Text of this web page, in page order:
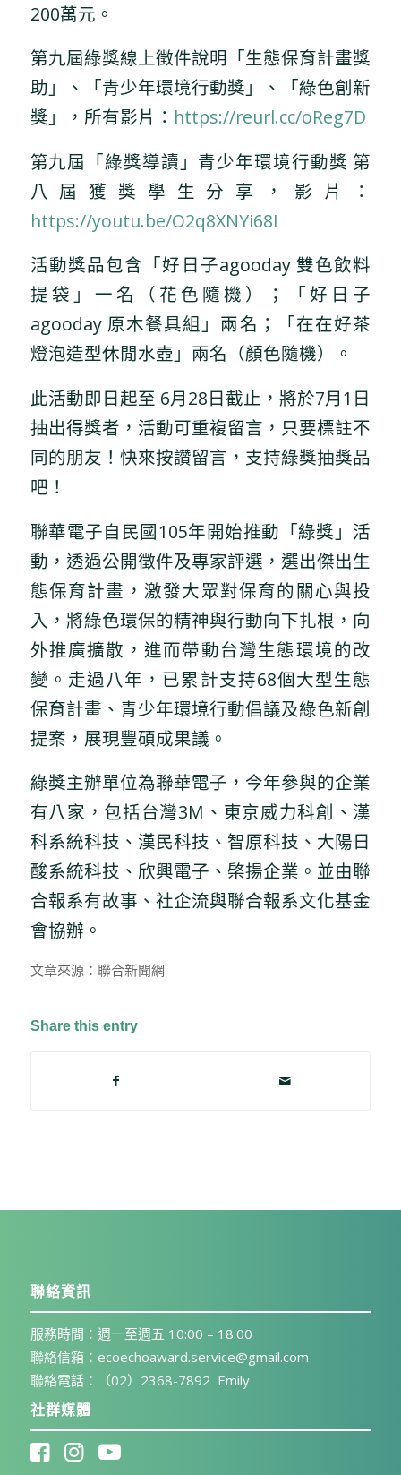
200萬元。
第九屆綠獎線上徵件說明「生態保育計畫獎
助」、「青少年環境行動獎」、「綠色創新
獎」，所有影片： https://reurl.cc/oReg7D
第九屆「綠獎導讀」青少年環境行動獎 第
八屆獲獎學生分享，影片：
https://youtu.be/O2q8XNYi68I
活動獎品包含「好日子agooday 雙色飲料
提袋」一名（花色隨機）；「好日子
agooday 原木餐具組」兩名；「在在好茶
燈泡造型休閒水壺」兩名（顏色隨機）。
此活動即日起至 6月28日截止，將於7月1日
抽出得獎者，活動可重複留言，只要標註不
同的朋友！快來按讚留言，支持綠獎抽獎品
吧！
聯華電子自民國105年開始推動「綠獎」活
動，透過公開徵件及專家評選，選出傑出生
態保育計畫，激發大眾對保育的關心與投
入，將綠色環保的精神與行動向下扎根，向
外推廣擴散，進而帶動台灣生態環境的改
變。走過八年，已累計支持68個大型生態
保育計畫、青少年環境行動倡議及綠色新創
提案，展現豐碩成果議。
綠獎主辦單位為聯華電子，今年參與的企業
有八家，包括台灣3M、東京威力科創、漢
科系統科技、漢民科技、智原科技、大陽日
酸系統科技、欣興電子、棨揚企業。並由聯
合報系有故事、社企流與聯合報系文化基金
會協辦。
文章來源：聯合新聞網
Share this entry
聯絡資訊
服務時間：週一至週五 10:00 – 18:00
聯絡信箱：ecoechoaward.service@gmail.com
聯絡電話：（02）2368-7892 Emily
社群媒體